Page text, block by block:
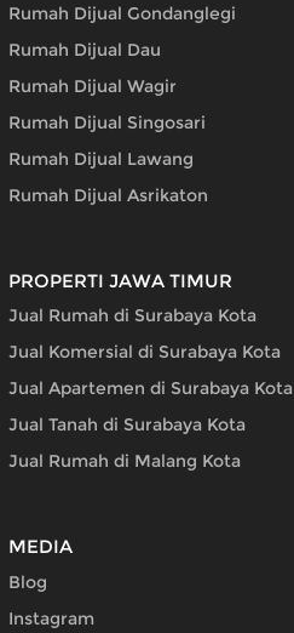
Rumah Dijual Gondanglegi
Rumah Dijual Dau
Rumah Dijual Wagir
Rumah Dijual Singosari
Rumah Dijual Lawang
Rumah Dijual Asrikaton
PROPERTI JAWA TIMUR
Jual Rumah di Surabaya Kota
Jual Komersial di Surabaya Kota
Jual Apartemen di Surabaya Kota
Jual Tanah di Surabaya Kota
Jual Rumah di Malang Kota
MEDIA
Blog
Instagram